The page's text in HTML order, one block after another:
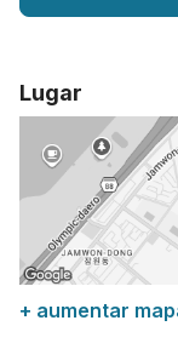
Lugar
+ aumentar